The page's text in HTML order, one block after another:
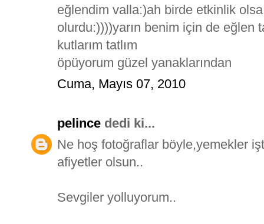
eğlendim valla:)ah birde etkinlik
olurdu:))))yarın benim için de eğlen
kutlarım tatlım
öpüyorum güzel yanaklarından
Cuma, Mayıs 07, 2010
pelince dedi ki...
Ne hoş fotoğraflar böyle,yemekler
afiyetler olsun..
Sevgiler yolluyorum..